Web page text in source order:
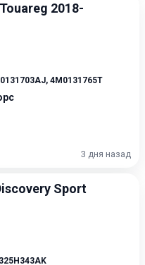
2018-
, 4M0131765T
3 дня назад
Sport